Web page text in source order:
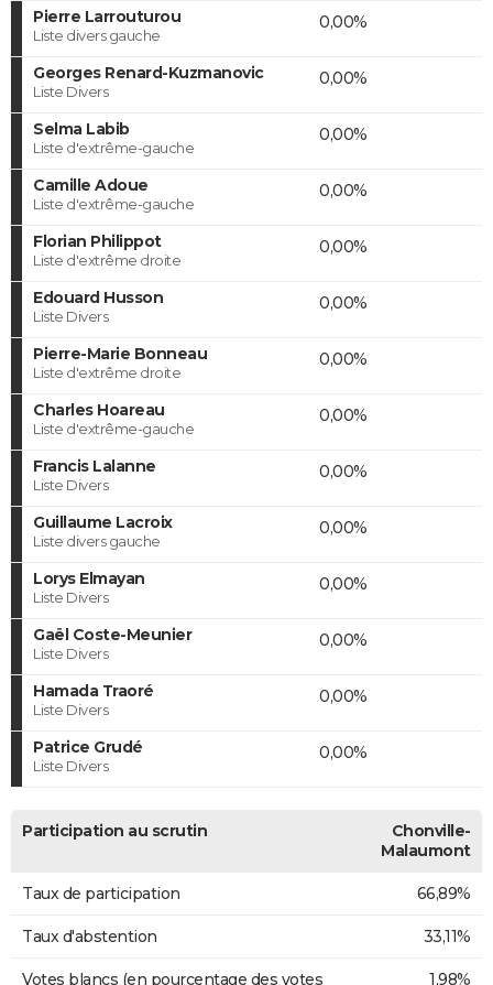
Pierre Larrouturou
Liste divers gauche
0,00%
Georges Renard-Kuzmanovic
Liste Divers
0,00%
Selma Labib
Liste d'extrême-gauche
0,00%
Camille Adoue
Liste d'extrême-gauche
0,00%
Florian Philippot
Liste d'extrême droite
0,00%
Edouard Husson
Liste Divers
0,00%
Pierre-Marie Bonneau
Liste d'extrême droite
0,00%
Charles Hoareau
Liste d'extrême-gauche
0,00%
Francis Lalanne
Liste Divers
0,00%
Guillaume Lacroix
Liste divers gauche
0,00%
Lorys Elmayan
Liste Divers
0,00%
Gaël Coste-Meunier
Liste Divers
0,00%
Hamada Traoré
Liste Divers
0,00%
Patrice Grudé
Liste Divers
0,00%
Participation au scrutin
Chonville-
Malaumont
Taux de participation 66,89%
Taux d'abstention 33,11%
Votes blancs (en pourcentage des votes
1,98%